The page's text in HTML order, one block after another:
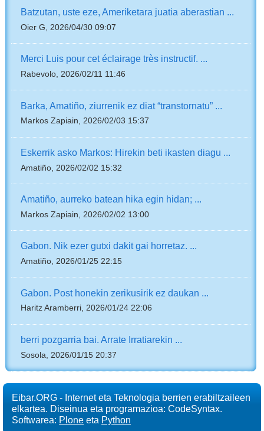
Batzutan, uste eze, Ameriketara juatia aberastian ...
Oier G, 2026/04/30 09:07
Merci Luis pour cet éclairage très instructif. ...
Rabevolo, 2026/02/11 11:46
Barka, Amatiño, ziurrenik ez diat “transtornatu” ...
Markos Zapiain, 2026/02/03 15:37
Eskerrik asko Markos: Hirekin beti ikasten diagu ...
Amatiño, 2026/02/02 15:32
Amatiño, aurreko batean hika egin hidan; ...
Markos Zapiain, 2026/02/02 13:00
Gabon. Nik ezer gutxi dakit gai horretaz. ...
Amatiño, 2026/01/25 22:15
Gabon. Post honekin zerikusirik ez daukan ...
Haritz Aramberri, 2026/01/24 22:06
berri pozgarria bai. Arrate Irratiarekin ...
Sosola, 2026/01/15 20:37
Eibar.ORG - Internet eta Teknologia berrien erabiltzaileen
elkartea. Diseinua eta programazioa: CodeSyntax.
Softwarea: Plone eta Python